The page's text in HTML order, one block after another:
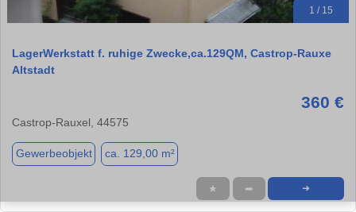
1 / 15
LagerWerkstatt f. ruhige Zwecke,ca.129QM, Castrop-Rauxe
Altstadt
360 €
Castrop-Rauxel, 44575
Gewerbeobjekt ca. 129,00 m²
★ ➦ ➜